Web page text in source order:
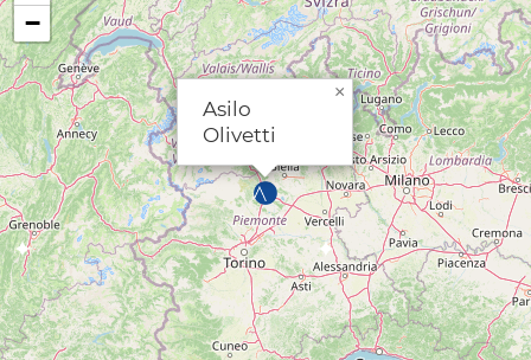
Asilo
Olivetti
×
−